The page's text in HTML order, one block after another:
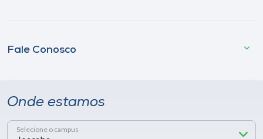
Fale Conosco
Onde estamos
Selecione o campus